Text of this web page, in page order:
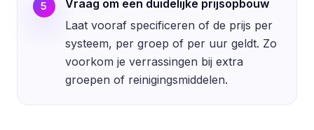
5
Vraag om een duidelijke prijsopbouw
Laat vooraf specificeren of de prijs per
systeem, per groep of per uur geldt. Zo
voorkom je verrassingen bij extra
groepen of reinigingsmiddelen.